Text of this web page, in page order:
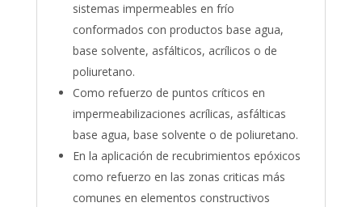
sistemas impermeables en frío
conformados con productos base agua,
base solvente, asfálticos, acrílicos o de
poliuretano.
Como refuerzo de puntos críticos en
impermeabilizaciones acrílicas, asfálticas
base agua, base solvente o de poliuretano.
En la aplicación de recubrimientos epóxicos
como refuerzo en las zonas criticas más
comunes en elementos constructivos